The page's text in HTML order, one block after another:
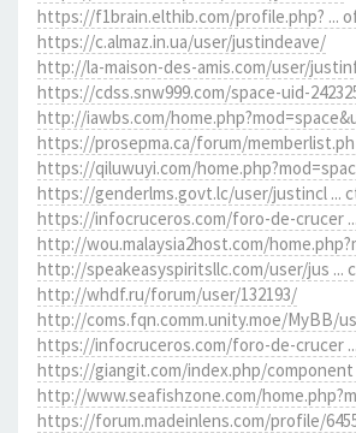
https://f1brain.elthib.com/profile.php? ...
https://c.almaz.in.ua/user/justindeave/
http://la-maison-des-amis.com/user/
https://cdss.snw999.com/space-uid-
http://iawbs.com/
https://prosepma.ca/forum/memberlist.ph
https://qiluwuyi.com/
https://genderlms.govt.lc/user/justincl ...
https://infocruceros.com/foro-de-crucer
http://wou.malaysia2host.com/
http://speakeasyspiritsllc.com/user/jus ...
http://whdf.ru/forum/user/132193/
http://coms.fqn.comm.unity.moe/MyBB/
https://infocruceros.com/foro-de-crucer
https://giangit.com/index.php/component
http://www.seafishzone.com/
https://forum.madeinlens.com/profile/